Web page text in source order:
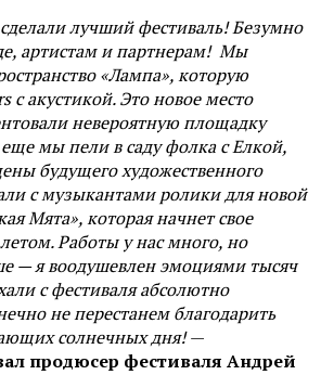
лучший фестиваль! Безумно
артистам и партнерам! Мы
«Лампа», которую
с акустикой. Это новое место
невероятную площадку
мы пели в саду фолка с Елкой,
будущего художественного
с музыкантами ролики для новой
Мята», которая начнет свое
Работы у нас много, но
— я воодушевлен эмоциями тысяч
с фестиваля абсолютно
не перестанем благодарить
солнечных дня!—
продюсер фестиваля Андрей